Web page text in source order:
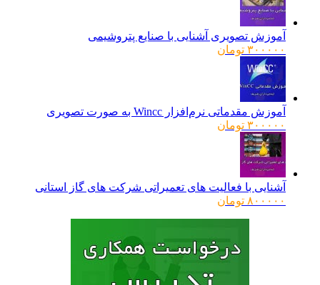
آموزش تصویری آشنایی با صنایع پتروشیمی
۳۰۰۰۰۰ تومان
آموزش مقدماتی نرم‌افزار Wincc به صورت تصویری
۳۰۰۰۰۰ تومان
آشنایی با فعالیت های تعمیراتی شرکت های گاز استانی
۸۰۰۰۰۰ تومان